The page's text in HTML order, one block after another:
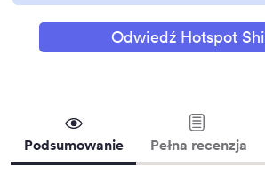
Odwiedź Hotspot
Podsumowanie Pełna recenzja